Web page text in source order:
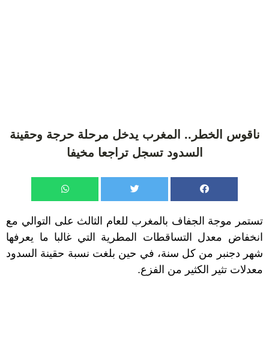
ناقوس الخطر.. المغرب يدخل مرحلة حرجة وحقينة
السدود تسجل تراجعا مخيفا
تستمر موجة الجفاف بالمغرب للعام الثالث على التوالي مع
انخفاض معدل التساقطات المطرية التي غالبا ما يعرفها
شهر دجنبر من كل سنة، في حين بلغت نسبة حقينة السدود
معدلات تثير الكثير من الفزع.